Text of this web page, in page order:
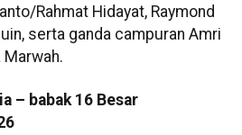
Rahmat Hidayat, Raymond
serta ganda campuran Amri
– babak 16 Besar